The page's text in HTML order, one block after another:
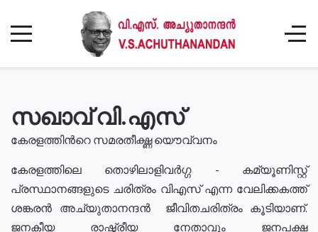
സഖാവ് വി.എസ്
കേരളത്തിൻറെ സമരതീക്ഷ്ണ യൌവ്വനം
കേരളത്തിലെ തൊഴിലാളിവർഗ്ഗ - കമ്യൂണിസ്റ്റ്
പ്രസ്ഥാനങ്ങളുടെ ചരിത്രം വിഎസ് എന്ന വേലിക്കകത്ത്
ശങ്കരൻ അച്യുതാനന്ദൻ ജീവിതചരിത്രം കൂടിയാണ്.
ജനകീയ രാഷ്ട്രീയ നേതാവും ജനപക്ഷ